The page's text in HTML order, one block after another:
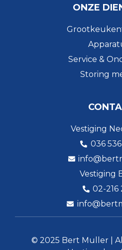
ONZE
Service &
Storing
Vestiging
036
Vestiging
02-216
© 2025 Bert Muller |